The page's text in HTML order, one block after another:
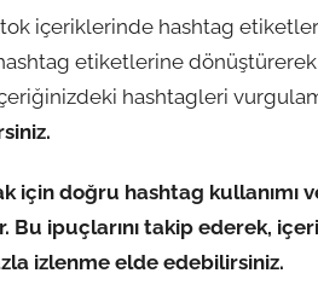
içeriklerinde hashtag
etiketlerine
hashtagleri
için doğru hashtag
ipuçlarını takip ederek,
izlenme elde edebilirsiniz.